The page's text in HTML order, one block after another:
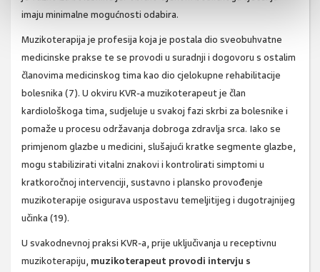
imaju minimalne mogućnosti odabira.
Muzikoterapija je profesija koja je postala dio sveobuhvatne
medicinske prakse te se provodi u suradnji i dogovoru s ostalim
članovima medicinskog tima kao dio cjelokupne rehabilitacije
bolesnika (7). U okviru KVR-a muzikoterapeut je član
kardiološkoga tima, sudjeluje u svakoj fazi skrbi za bolesnike i
pomaže u procesu održavanja dobroga zdravlja srca. Iako se
primjenom glazbe u medicini, slušajući kratke segmente glazbe,
mogu stabilizirati vitalni znakovi i kontrolirati simptomi u
kratkoročnoj intervenciji, sustavno i plansko provođenje
muzikoterapije osigurava uspostavu temeljitijeg i dugotrajnijeg
učinka (19).
U svakodnevnoj praksi KVR-a, prije uključivanja u receptivnu
muzikoterapiju, muzikoterapeut provodi intervju s